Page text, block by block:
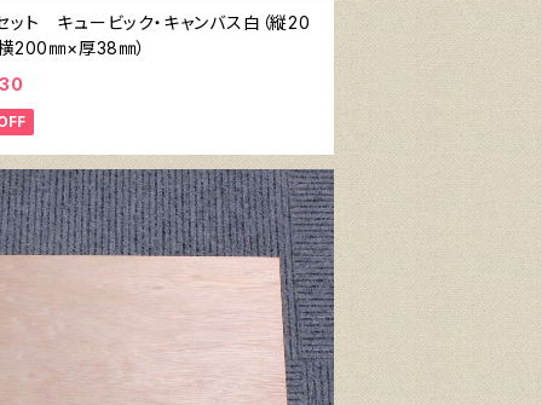
ット キュービック・キャンバス白（縦20
200㎜×厚38㎜）